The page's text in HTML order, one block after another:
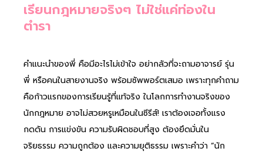
เรียนกฎหมายจริงๆ ไม่ใช่แค่ท่องใน
ตำรา
คำแนะนำของพี่ คือมีอะไรไม่เข้าใจ อย่ากลัวที่จะถามอาจารย์ รุ่น
พี่ หรือคนในสายงานจริง พร้อมซัพพอร์ตเสมอ เพราะทุกคำถาม
คือก้าวแรกของการเรียนรู้ที่แท้จริง ในโลกการทำงานจริงของ
นักกฎหมาย อาจไม่สวยหรูเหมือนในซีรีส์! เราต้องเจอทั้งแรง
กดดัน การแข่งขัน ความรับผิดชอบที่สูง ต้องยึดมั่นใน
จริยธรรม ความถูกต้อง และความยุติธรรม เพราะคำว่า “นัก